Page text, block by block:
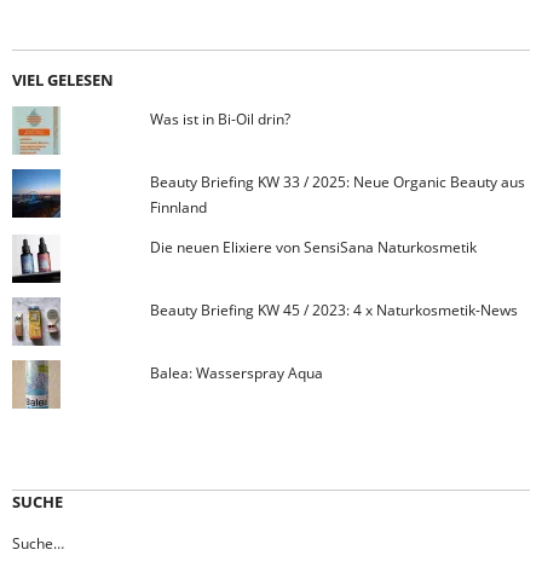
VIEL GELESEN
Was ist in Bi-Oil drin?
Beauty Briefing KW 33 / 2025: Neue Organic Beauty aus
Finnland
Die neuen Elixiere von SensiSana Naturkosmetik
Beauty Briefing KW 45 / 2023: 4 x Naturkosmetik-News
Balea: Wasserspray Aqua
SUCHE